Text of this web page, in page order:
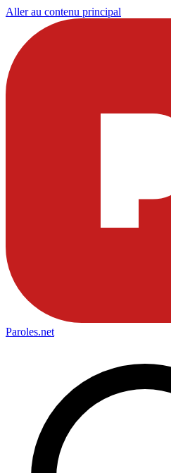
Aller au contenu principal
Paroles.net